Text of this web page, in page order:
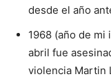
desde el año
1968 (año de mi
abril fue
violencia Martin